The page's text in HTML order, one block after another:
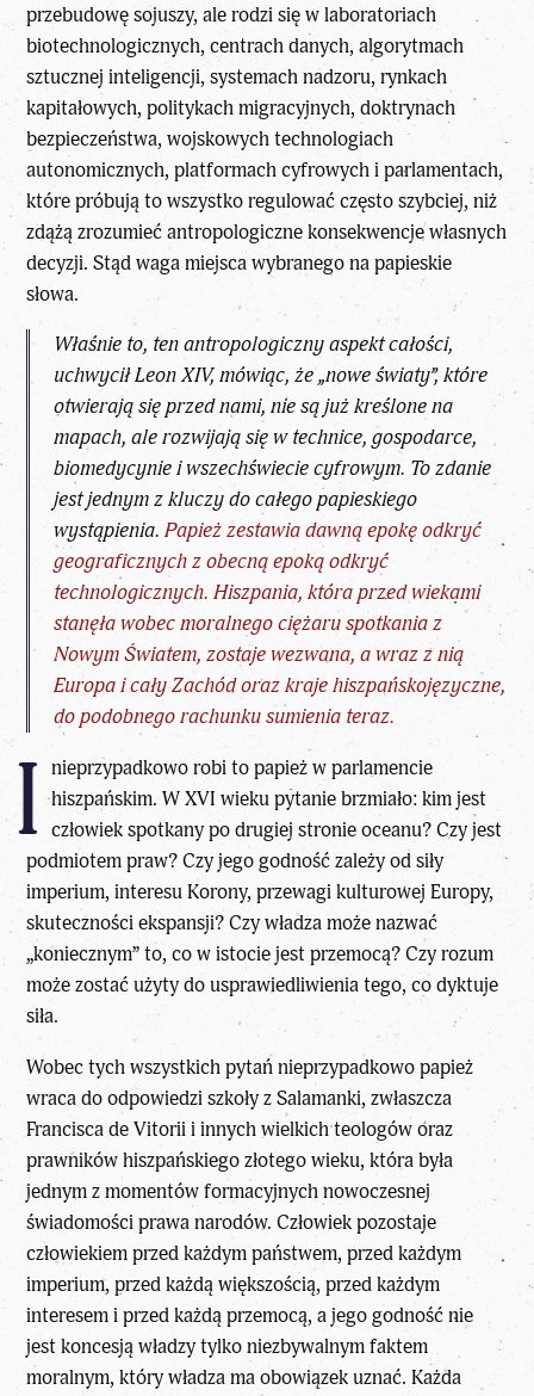
przebudowę sojuszy, ale rodzi się w laboratoriach
biotechnologicznych, centrach danych, algorytmach
sztucznej inteligencji, systemach nadzoru, rynkach
kapitałowych, politykach migracyjnych, doktrynach
bezpieczeństwa, wojskowych technologiach
autonomicznych, platformach cyfrowych i parlamentach,
które próbują to wszystko regulować często szybciej, niż
zdążą zrozumieć antropologiczne konsekwencje własnych
decyzji. Stąd waga miejsca wybranego na papieskie
słowa.
Właśnie to, ten antropologiczny aspekt całości,
uchwyciłLeon XIV, mówiąc, że „nowe światy”, które
otwierają się przed nami, nie są już kreślone na
mapach, ale rozwijają się w technice, gospodarce,
biomedycynie i wszechświecie cyfrowym. To zdanie
jest jednym z kluczy do całego papieskiego
wystąpienia.Papież zestawia dawną epokę odkryć
geograficznych z obecną epoką odkryć
technologicznych. Hiszpania, która przed wiekami
stanęła wobec moralnego ciężaru spotkania z
Nowym Światem, zostaje wezwana, a wraz z nią
Europa i cały Zachód oraz kraje hiszpańskojęzyczne,
do podobnego rachunku sumienia teraz.
I nieprzypadkowo robi to papież w parlamencie
hiszpańskim. W XVI wieku pytanie brzmiało: kim jest
człowiek spotkany po drugiej stronie oceanu? Czy jest
podmiotem praw? Czy jego godność zależy od siły
imperium, interesu Korony, przewagi kulturowej Europy,
skuteczności ekspansji? Czy władza może nazwać
„koniecznym” to, co w istocie jest przemocą? Czy rozum
może zostać użyty do usprawiedliwienia tego, co dyktuje
siła.
Wobec tych wszystkich pytań nieprzypadkowo papież
wraca do odpowiedzi szkoły z Salamanki, zwłaszcza
Francisca de Vitorii i innych wielkich teologów oraz
prawników hiszpańskiego złotego wieku, która była
jednym z momentów formacyjnych nowoczesnej
świadomości prawa narodów. Człowiek pozostaje
człowiekiem przed każdym państwem, przed każdym
imperium, przed każdą większością, przed każdym
interesem i przed każdą przemocą, a jego godność nie
jest koncesją władzy tylko niezbywalnym faktem
moralnym, który władza ma obowiązek uznać. Każda